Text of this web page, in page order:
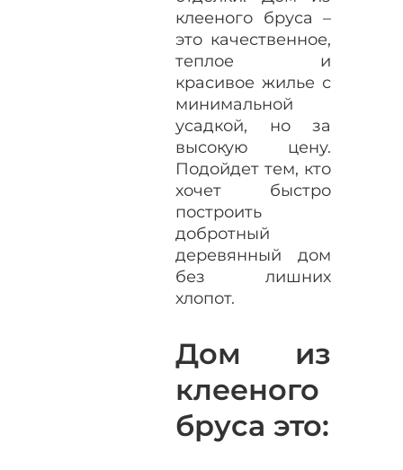
клееного бруса –
это качественное,
теплое и
красивое жилье с
минимальной
усадкой, но за
высокую цену.
Подойдет тем, кто
хочет быстро
построить
добротный
деревянный дом
без лишних
хлопот.
Дом из
клееного
бруса это: